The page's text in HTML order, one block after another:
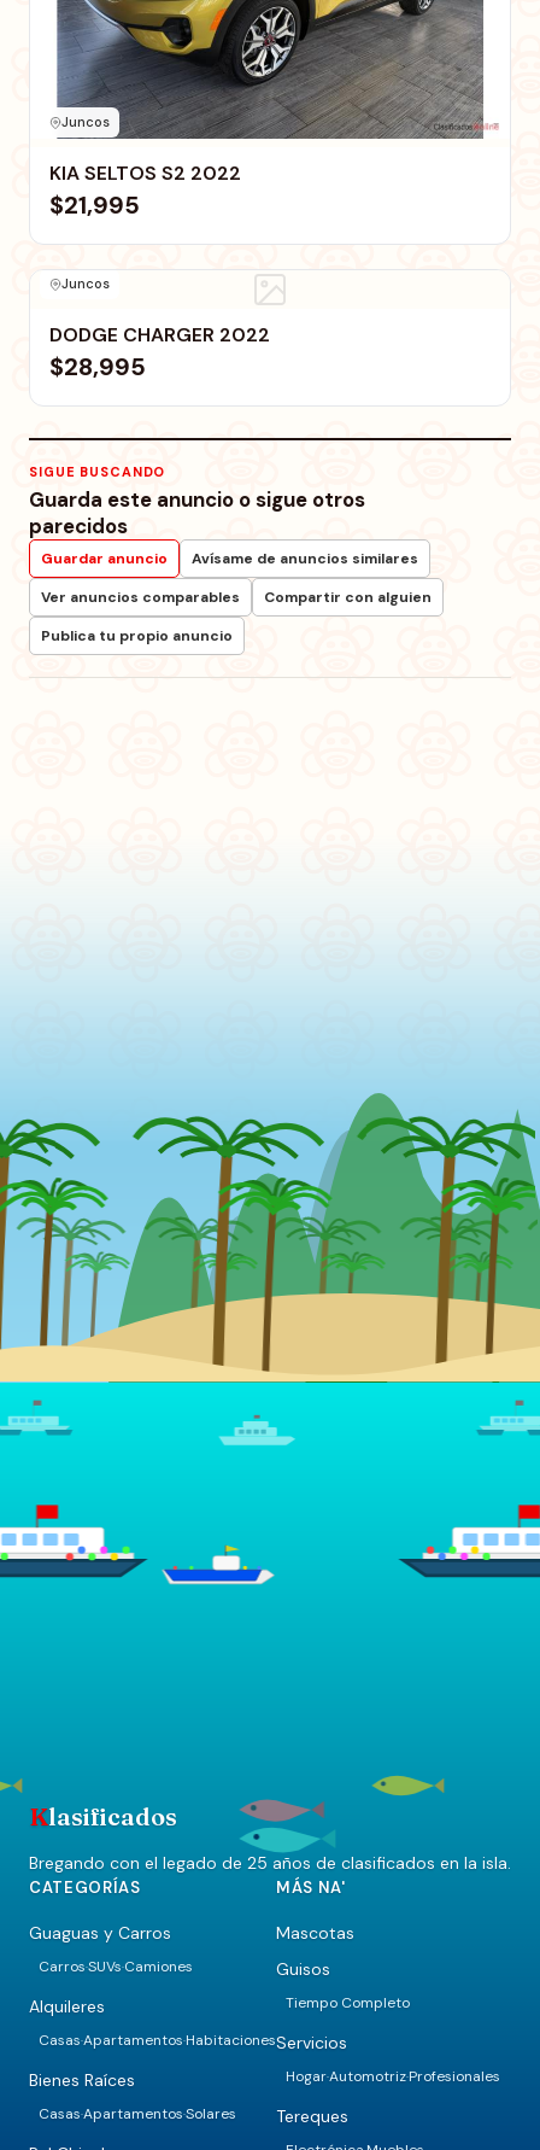
Juncos
KIA SELTOS S2 2022
$21,995
Juncos
DODGE CHARGER 2022
$28,995
SIGUE BUSCANDO
Guarda este anuncio o sigue otros
parecidos
Guardar anuncio
Avísame de anuncios similares
Ver anuncios comparables
Compartir con alguien
Publica tu propio anuncio
Klasificados
Bregando con el legado de 25 años de clasificados en la isla.
CATEGORÍAS
Guaguas y Carros
Carros·SUVs·Camiones
Alquileres
Casas·Apartamentos·Habitaciones
Bienes Raíces
Casas·Apartamentos·Solares
MÁS NA'
Mascotas
Guisos
Tiempo Completo
Servicios
Hogar·Automotriz·Profesionales
Tereques